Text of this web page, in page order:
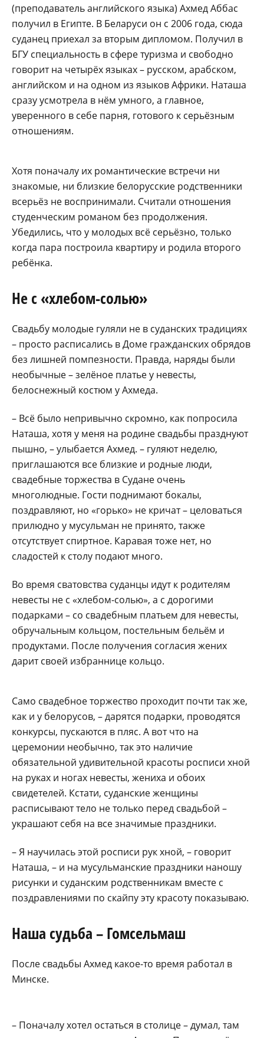
(преподаватель английского языка) Ахмед Аббас
получил в Египте. В Беларуси он с 2006 года, сюда
суданец приехал за вторым дипломом. Получил в
БГУ специальность в сфере туризма и свободно
говорит на четырёх языках – русском, арабском,
английском и на одном из языков Африки. Наташа
сразу усмотрела в нём умного, а главное,
уверенного в себе парня, готового к серьёзным
отношениям.
Хотя поначалу их романтические встречи ни
знакомые, ни близкие белорусские родственники
всерьёз не воспринимали. Считали отношения
студенческим романом без продолжения.
Убедились, что у молодых всё серьёзно, только
когда пара построила квартиру и родила второго
ребёнка.
Не с «хлебом-солью»
Свадьбу молодые гуляли не в суданских традициях
– просто расписались в Доме гражданских обрядов
без лишней помпезности. Правда, наряды были
необычные – зелёное платье у невесты,
белоснежный костюм у Ахмеда.
– Всё было непривычно скромно, как попросила
Наташа, хотя у меня на родине свадьбы празднуют
пышно, – улыбается Ахмед. – гуляют неделю,
приглашаются все близкие и родные люди,
свадебные торжества в Судане очень
многолюдные. Гости поднимают бокалы,
поздравляют, но «горько» не кричат – целоваться
прилюдно у мусульман не принято, также
отсутствует спиртное. Каравая тоже нет, но
сладостей к столу подают много.
Во время сватовства суданцы идут к родителям
невесты не с «хлебом-солью», а с дорогими
подарками – со свадебным платьем для невесты,
обручальным кольцом, постельным бельём и
продуктами. После получения согласия жених
дарит своей избраннице кольцо.
Само свадебное торжество проходит почти так же,
как и у белорусов, – дарятся подарки, проводятся
конкурсы, пускаются в пляс. А вот что на
церемонии необычно, так это наличие
обязательной удивительной красоты росписи хной
на руках и ногах невесты, жениха и обоих
свидетелей. Кстати, суданские женщины
расписывают тело не только перед свадьбой –
украшают себя на все значимые праздники.
– Я научилась этой росписи рук хной, – говорит
Наташа, – и на мусульманские праздники наношу
рисунки и суданским родственникам вместе с
поздравлениями по скайпу эту красоту показываю.
Наша судьба – Гомсельмаш
После свадьбы Ахмед какое-то время работал в
Минске.
– Поначалу хотел остаться в столице – думал, там